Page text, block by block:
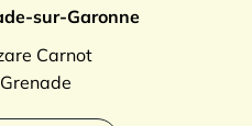
sur-Garonne
Carnot